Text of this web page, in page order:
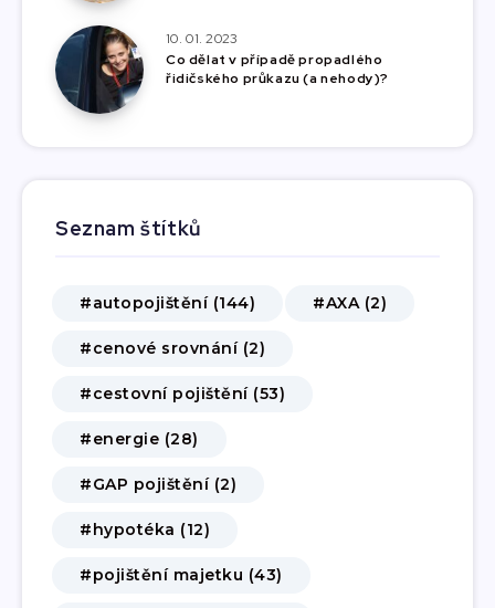
10. 01. 2023
Co dělat v případě propadlého
řidičského průkazu (a nehody)?
Seznam štítků
#autopojištění (144) #AXA (2)
#cenové srovnání (2)
#cestovní pojištění (53)
#energie (28)
#GAP pojištění (2)
#hypotéka (12)
#pojištění majetku (43)